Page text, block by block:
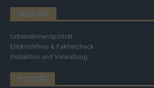
ÜBER UNS
Unternehmensporträt
Ehtikrichtlinie & Faktencheck
Redaktion und Verwaltung
YOUTUBE